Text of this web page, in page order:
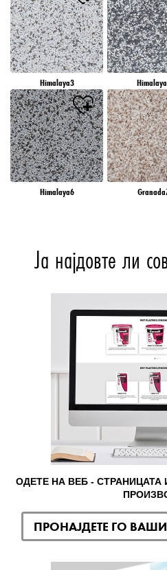
Himalaya3
Himalaya6
Ја најдовте ли
ОДЕТЕ НА ВЕБ -
ПРОНАЈДЕТЕ ГО